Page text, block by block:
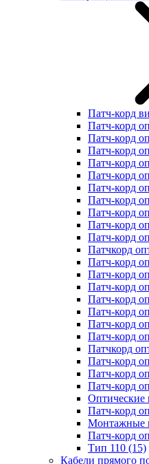
Патч-корд
Патч-корд
Патч-корд
Патч-корд
Патч-корд
Патч-корд
Патч-корд
Патч-корд
Патч-корд
Патч-корд
Патч-корд
Патчкорд
Патч-корд
Патч-корд
Патч-корд
Патч-корд
Патч-корд
Патч-корд
Патч-корд
Патчкорд
Патч-корд
Патч-корд
Патч-корд
Оптические
Патч-корд
Монтажные
Патч-корд
Тип 110 (15)
Кабели прямого